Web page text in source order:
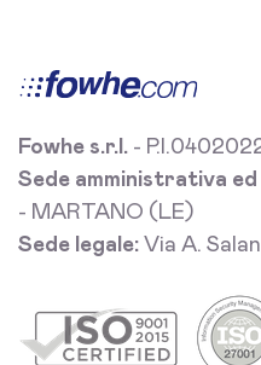
Fowhe s.r.l. -
Sede amministrativa
- MARTANO (LE)
Sede legale: Via A.